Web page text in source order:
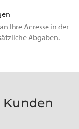
Ihre Adresse in der
Abgaben.
Kunden